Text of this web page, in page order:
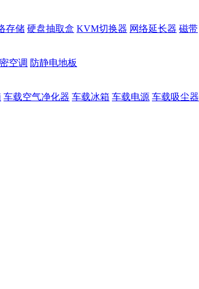
存储 硬盘抽取盒 KVM切换器 网络延长器 磁带
空调 防静电地板
车载空气净化器 车载冰箱 车载电源 车载吸尘器